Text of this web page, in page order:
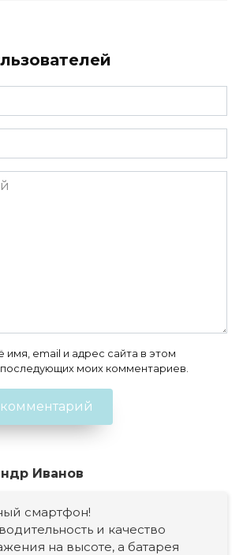
имя, email и адрес сайта в этом
моих комментариев.
Иванов
смартфон!
и качество
на высоте, а батарея